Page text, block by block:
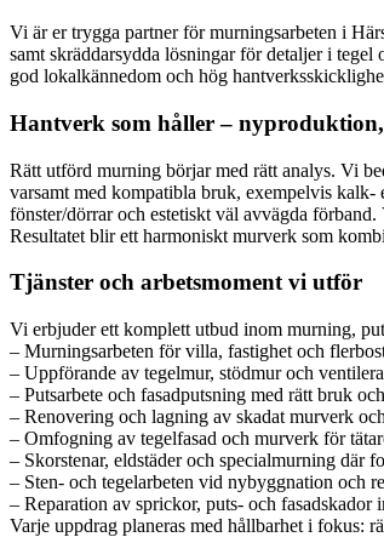
Vi är er trygga partner för murningsarbeten i
samt skräddarsydda lösningar för detaljer i
god lokalkännedom och hög
Hantverk som håller –
Rätt utförd murning börjar med rätt analys. Vi
varsamt med kompatibla bruk, exempelvis
fönster/dörrar och estetiskt väl avvägda
Resultatet blir ett harmoniskt murverk som
Tjänster och arbetsmoment vi utför
Vi erbjuder ett komplett utbud inom murning,
– Murningsarbeten för villa, fastighet och
– Uppförande av tegelmur, stödmur och
– Putsarbete och fasadputsning med rätt bruk
– Renovering och lagning av skadat murverk
– Omfogning av tegelfasad och murverk för
– Skorstenar, eldstäder och specialmurning där
– Sten- och tegelarbeten vid nybyggnation och
– Reparation av sprickor, puts- och
Varje uppdrag planeras med hållbarhet i fokus: